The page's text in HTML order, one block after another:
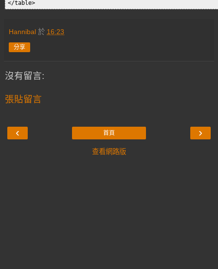
Hannibal 於 16:23
分享
沒有留言:
張貼留言
‹ ›
首頁
查看網路版